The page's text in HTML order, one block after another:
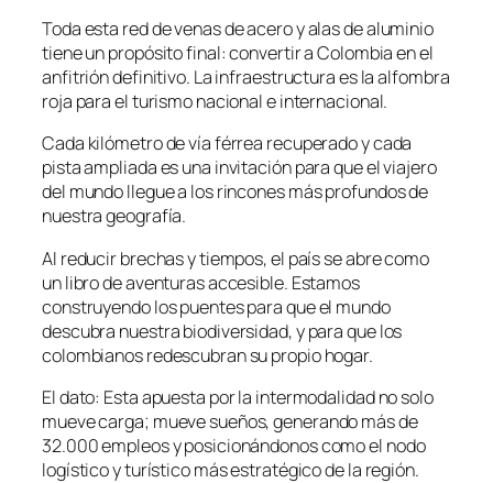
Toda esta red de venas de acero y alas de aluminio
tiene un propósito final: convertir a Colombia en el
anfitrión definitivo. La infraestructura es la alfombra
roja para el turismo nacional e internacional.
Cada kilómetro de vía férrea recuperado y cada
pista ampliada es una invitación para que el viajero
del mundo llegue a los rincones más profundos de
nuestra geografía.
Al reducir brechas y tiempos, el país se abre como
un libro de aventuras accesible. Estamos
construyendo los puentes para que el mundo
descubra nuestra biodiversidad, y para que los
colombianos redescubran su propio hogar.
El dato: Esta apuesta por la intermodalidad no solo
mueve carga; mueve sueños, generando más de
32.000 empleos y posicionándonos como el nodo
logístico y turístico más estratégico de la región.